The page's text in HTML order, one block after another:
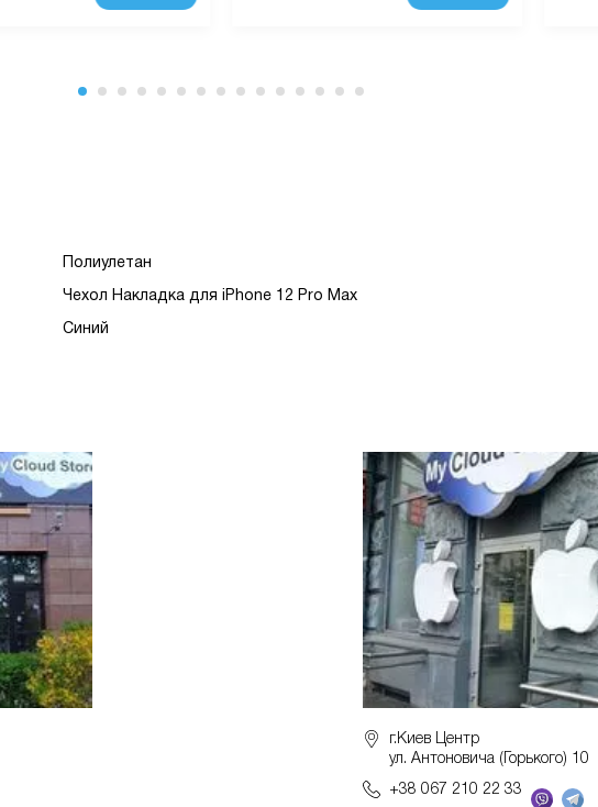
Полиулетан
Чехол Накладка для iPhone 12 Pro Max
Синий
г.Киев Центр
ул. Антоновича (Горького) 10
+38 067 210 22 33